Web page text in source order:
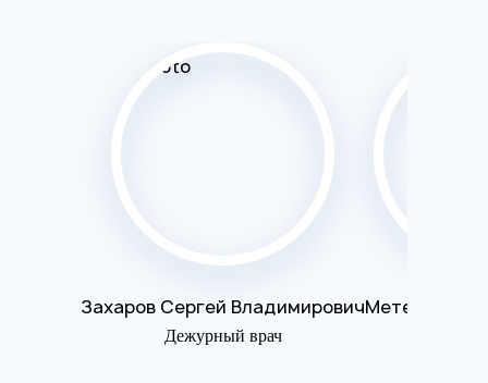
Захаров Сергей Владимирович
Дежурный врач
Метелева